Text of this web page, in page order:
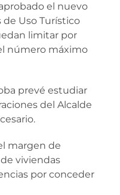
el nuevo
de Uso Turístico
limitar por
número máximo
prevé estudiar
del Alcalde
margen de
viviendas
por conceder